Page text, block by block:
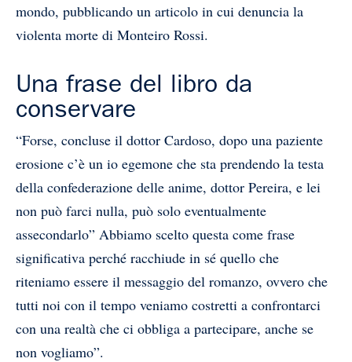
mondo, pubblicando un articolo in cui denuncia la
violenta morte di Monteiro Rossi.
Una frase del libro da
conservare
“Forse, concluse il dottor Cardoso, dopo una paziente
erosione c’è un io egemone che sta prendendo la testa
della confederazione delle anime, dottor Pereira, e lei
non può farci nulla, può solo eventualmente
assecondarlo” Abbiamo scelto questa come frase
significativa perché racchiude in sé quello che
riteniamo essere il messaggio del romanzo, ovvero che
tutti noi con il tempo veniamo costretti a confrontarci
con una realtà che ci obbliga a partecipare, anche se
non vogliamo”.